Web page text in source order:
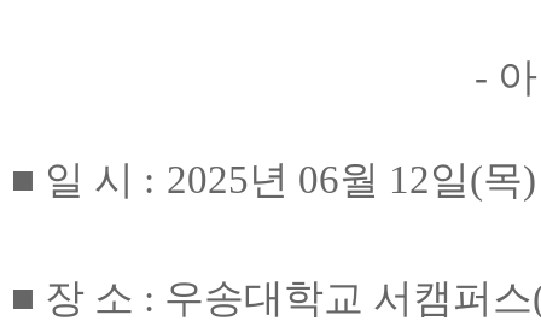
-
■ 일 시 : 2025년 06월 12일(목
■ 장 소 : 우송대학교 서캠퍼스